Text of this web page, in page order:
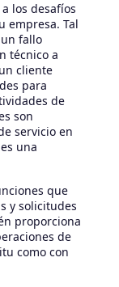
los desafíos
empresa. Tal
fallo
técnico a
cliente
para
de
son
servicio en
una
que
y solicitudes
proporciona
de
como con